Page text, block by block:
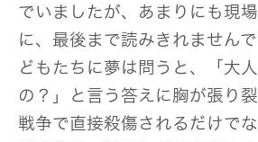
でいましたが、あまりにも現
に、最後まで読みきれません
どもたちに夢は問うと、「大
の？」と言う答えに胸が張り
戦争で直接殺傷されるだけで